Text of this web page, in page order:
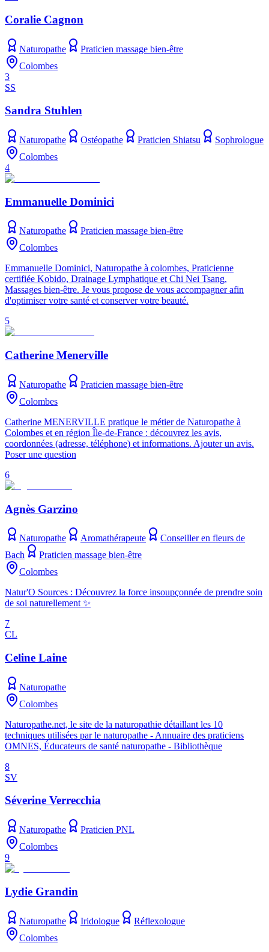
Coralie Cagnon
Naturopathe
Praticien massage bien-être
Colombes
3
SS
Sandra Stuhlen
Naturopathe Ostéopathe Praticien Shiatsu
Sophrologue
Colombes
4
Emmanuelle Dominici
Naturopathe
Praticien massage bien-être
Colombes
Emmanuelle Dominici, Naturopathe à colombes, Praticienne
certifiée Kobido, Drainage Lymphatique et Chi Nei Tsang,
Massages bien-être. Je vous propose de vous accompagner afin
d'optimiser votre santé et conserver votre beauté.
5
Catherine Menerville
Naturopathe
Praticien massage bien-être
Colombes
Catherine MENERVILLE pratique le métier de Naturopathe à
Colombes et en région Île-de-France : découvrez les avis,
coordonnées (adresse, téléphone) et informations. Ajouter un avis.
Poser une question
6
Agnès Garzino
Naturopathe Aromathérapeute
Conseiller en fleurs de
Bach
Praticien massage bien-être
Colombes
Natur'O Sources : Découvrez la force insoupçonnée de prendre soin
de soi naturellement ✨
7
CL
Celine Laine
Naturopathe
Colombes
Naturopathe.net, le site de la naturopathie détaillant les 10
techniques utilisées par le naturopathe - Annuaire des praticiens
OMNES, Éducateurs de santé naturopathe - Bibliothèque
8
SV
Séverine Verrecchia
Naturopathe
Praticien PNL
Colombes
9
Lydie Grandin
Naturopathe Iridologue
Réflexologue
Colombes